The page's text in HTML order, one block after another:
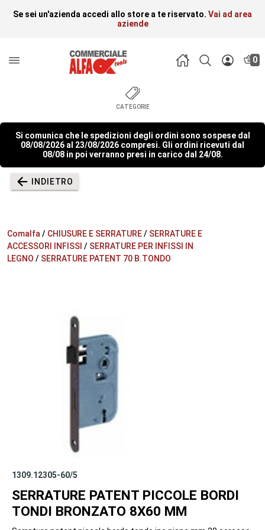
Se sei un'azienda accedi allo store a te riservato. Vai ad area
aziende
0
CATEGORIE
Si comunica che le spedizioni degli ordini sono sospese dal
08/08/2026 al 23/08/2026 compresi. Gli ordini ricevuti dal
08/08 in poi verranno presi in carico dal 24/08.
INDIETRO
Comalfa / CHIUSURE E SERRATURE/ SERRATURE E
ACCESSORI INFISSI / SERRATURE PER INFISSI IN
LEGNO / SERRATURE PATENT 70 B.TONDO
1309.12305-60/5
SERRATURE PATENT PICCOLE BORDI
TONDI BRONZATO 8X60 MM